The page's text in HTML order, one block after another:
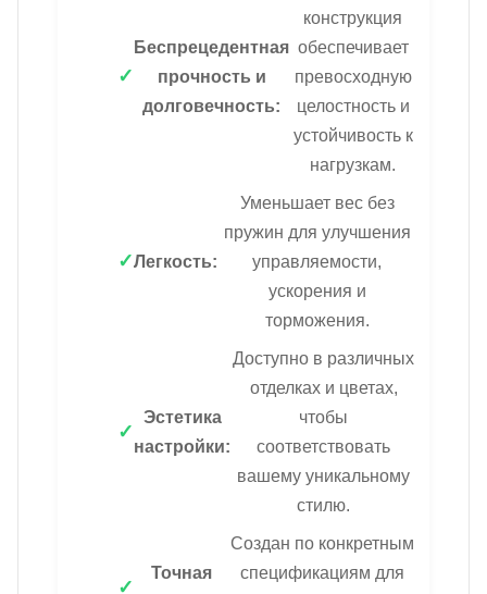
Беспрецедентная
прочность и
долговечность:
конструкция
обеспечивает
превосходную
целостность и
устойчивость к
нагрузкам.
Легкость:
Уменьшает вес без
пружин для улучшения
управляемости,
ускорения и
торможения.
Эстетика
настройки:
Доступно в различных
отделках и цветах,
чтобы
соответствовать
вашему уникальному
стилю.
Точная
Создан по конкретным
спецификациям для